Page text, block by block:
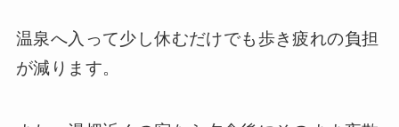
温泉へ入って少し休むだけでも歩き疲れの負担
が減ります。